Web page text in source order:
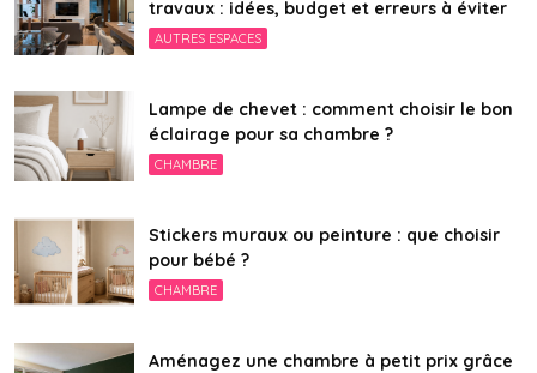
travaux : idées, budget et erreurs à éviter
AUTRES ESPACES
Lampe de chevet : comment choisir le bon
éclairage pour sa chambre ?
CHAMBRE
Stickers muraux ou peinture : que choisir
pour bébé ?
CHAMBRE
Aménagez une chambre à petit prix grâce